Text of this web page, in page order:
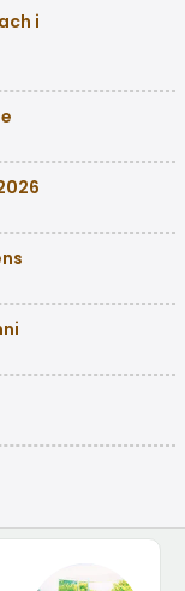
i